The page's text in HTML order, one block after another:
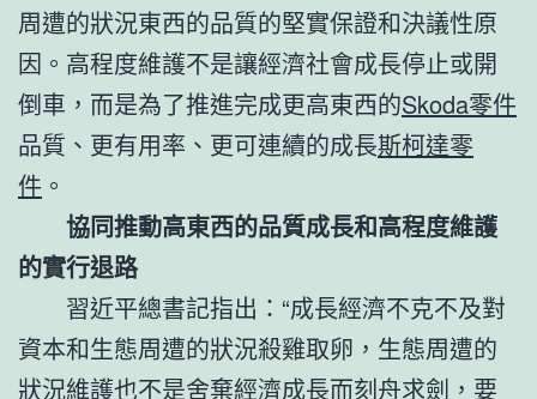
周遭的狀況東西的品質的堅實保證和決議性原
因。高程度維護不是讓經濟社會成長停止或開
倒車，而是為了推進完成更高東西的Skoda零件
品質、更有用率、更可連續的成長斯柯達零
件 。
協同推動高東西的品質成長和高程度維護
的實行退路
習近平總書記指出：“成長經濟不克不及對
資本和生態周遭的狀況殺雞取卵，生態周遭的
狀況維護也不是舍棄經濟成長而刻舟求劍，要